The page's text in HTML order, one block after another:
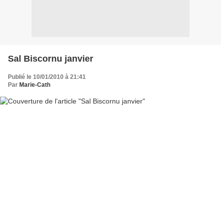
Sal Biscornu janvier
Publié le 10/01/2010 à 21:41
Par Marie-Cath